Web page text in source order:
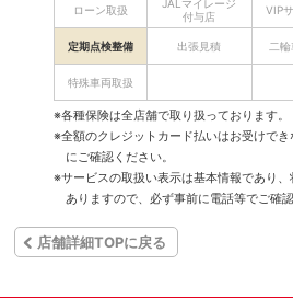
ローン取扱
JALマイレージ
付与店
VIP
定期点検整備 出張見積 二
特殊車両取扱
※各種保険は全店舗で取り扱っております。
※全額のクレジットカード払いはお受けで
にご確認ください。
※サービスの取扱い表示は基本情報であり
ありますので、必ず事前に電話等でご確
店舗詳細TOPに戻る